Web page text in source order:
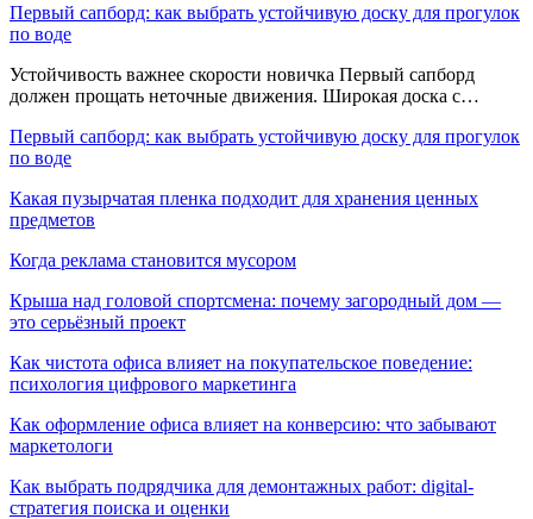
Первый сапборд: как выбрать устойчивую доску для прогулок
по воде
Устойчивость важнее скорости новичка Первый сапборд
должен прощать неточные движения. Широкая доска с…
Первый сапборд: как выбрать устойчивую доску для прогулок
по воде
Какая пузырчатая пленка подходит для хранения ценных
предметов
Когда реклама становится мусором
Крыша над головой спортсмена: почему загородный дом —
это серьёзный проект
Как чистота офиса влияет на покупательское поведение:
психология цифрового маркетинга
Как оформление офиса влияет на конверсию: что забывают
маркетологи
Как выбрать подрядчика для демонтажных работ: digital-
стратегия поиска и оценки